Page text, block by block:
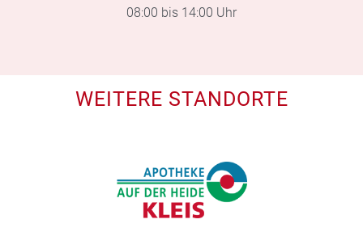
08:00 bis 14:00 Uhr
WEITERE STANDORTE